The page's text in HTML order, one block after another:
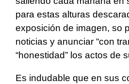
para estas alturas
exposición de imagen, so
noticias y anunciar “con
“honestidad” los actos de
Es indudable que en sus